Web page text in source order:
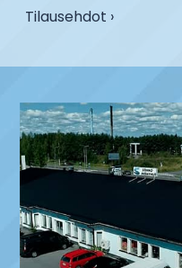
Tilausehdot ›